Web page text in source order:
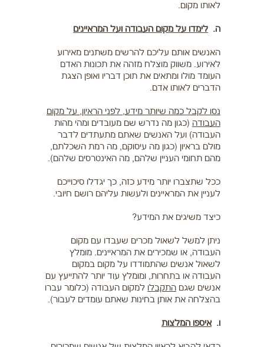
לאותו מקום.
ה. לימדו על מקום העבודה ועל המראיינים
האנשים אותם עליכם להרשים משתנים מאירוע
לאירוע. משווק מוצלח מזהה את תכונות האדם
העומד מולו ומתאים את תוכן דבריו ואופן הצגת
הדברים לאותו אדם.
נסו לקבל כמה שיותר מידע, לפני הראיון, על מקום
העבודה (כגון מה נדרש שם מעובדים ומהי מהות
העבודה) ועל האנשים שאתם מתעתדים לדבר
מולם בראיון (כגון מה עיסוקם, מה רמת השכלתם,
מהם תחומי העניין שלהם, מה האינטרסים שלהם).
ככל שתצברו יותר מידע כזה, כך יגדלו סיכוייכם
לעניין את המראיינים ולעשות עליהם רושם חיובי.
כיצד משיגים את המידע?
ניתן למשל לשאול מכרים שעבדו עם מקום
העבודה, או שמכירים את המראיינים. מומלץ
לשאול אנשים שהתמודדו על מקום במקום
העבודה או בתחרות, ומומלץ עוד יותר להתייעץ עם
אנשים שגם התקבלו למקום העבודה (כלומר עברו
בהצלחה את אותן בחינות שאתם עומדים לעבור).
ו.איספו המלצות